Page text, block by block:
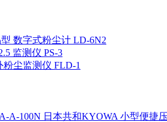
数字式粉尘计 LD-6N2
监测仪 PS-3
尘监测仪 FLD-1
日本共和KYOWA 小型便捷